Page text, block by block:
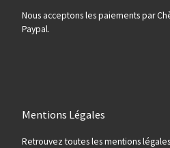
Nous acceptons les paiements par
Paypal.
Mentions Légales
Retrouvez toutes les mentions